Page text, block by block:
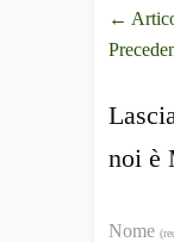
←
noi è
Nome